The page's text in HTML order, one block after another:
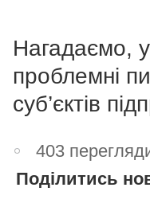
Нагадаємо,
проблемні
суб’єктів
403
Поділитись